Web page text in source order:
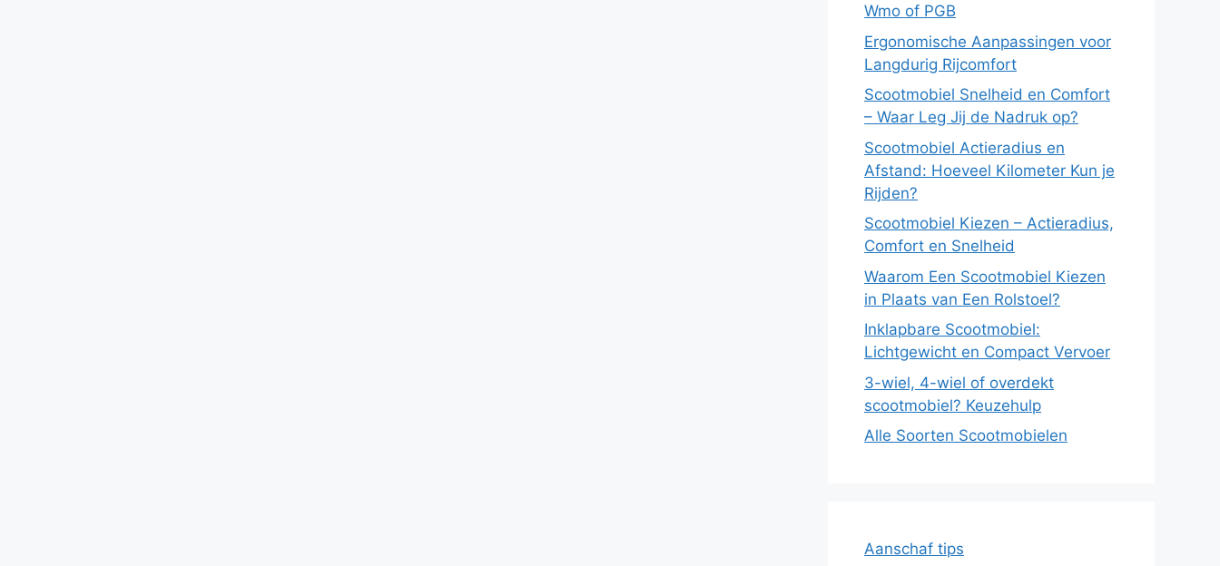
Wmo of PGB
Ergonomische Aanpassingen voor
Langdurig Rijcomfort
Scootmobiel Snelheid en Comfort
– Waar Leg Jij de Nadruk op?
Scootmobiel Actieradius en
Afstand: Hoeveel Kilometer Kun je
Rijden?
Scootmobiel Kiezen – Actieradius,
Comfort en Snelheid
Waarom Een Scootmobiel Kiezen
in Plaats van Een Rolstoel?
Inklapbare Scootmobiel:
Lichtgewicht en Compact Vervoer
3-wiel, 4-wiel of overdekt
scootmobiel? Keuzehulp
Alle Soorten Scootmobielen
Aanschaf tips